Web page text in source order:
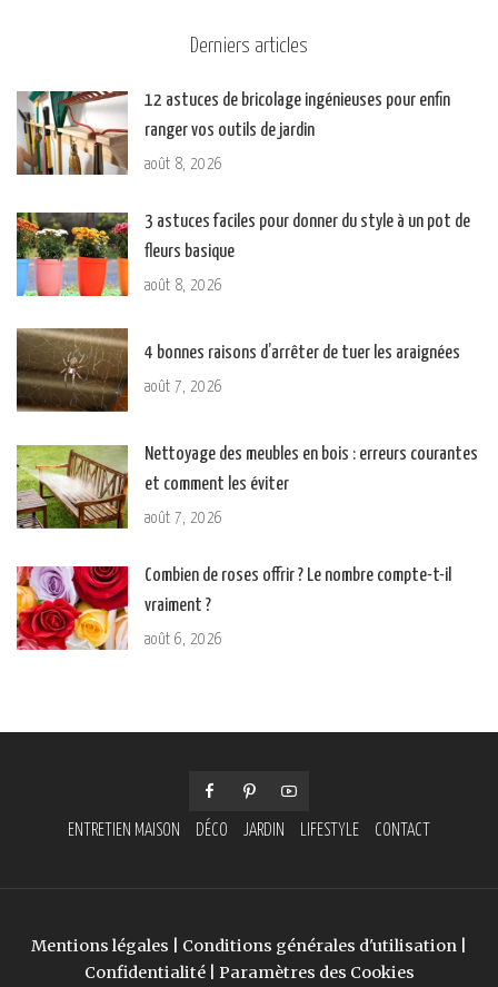
Derniers articles
12 astuces de bricolage ingénieuses pour enfin
ranger vos outils de jardin
août 8, 2026
3 astuces faciles pour donner du style à un pot de
fleurs basique
août 8, 2026
4 bonnes raisons d’arrêter de tuer les araignées
août 7, 2026
Nettoyage des meubles en bois : erreurs courantes
et comment les éviter
août 7, 2026
Combien de roses offrir ? Le nombre compte-t-il
vraiment ?
août 6, 2026
ENTRETIEN MAISON DÉCO JARDIN LIFESTYLE CONTACT
Mentions légales Conditions générales d'utilisation
Confidentialité| Paramètres des Cookies